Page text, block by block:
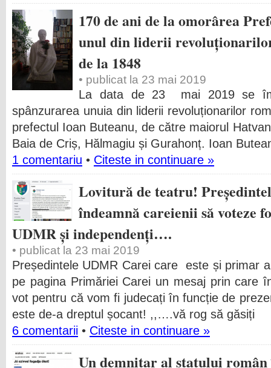
170 de ani de la omorârea
unul din liderii
de la 1848
• publicat la 23 mai 2019
La data de 23 mai 2019 se
spânzurarea unuia din liderii revoluționarilor
prefectul Ioan Buteanu, de către maiorul
Baia de Criș, Hălmagiu și Gurahonț. Ioan
1 comentariu • Citeste in continuare »
Lovitură de teatru!
îndeamnă careienii să voteze
UDMR și independenți….
• publicat la 23 mai 2019
Președintele UDMR Carei care este și primar
pe pagina Primăriei Carei un mesaj prin care
vot pentru că vom fi judecați în funcție de
este de-a dreptul șocant! ,,….vă rog să găsiți
6 comentarii • Citeste in continuare »
Un demnitar al statului